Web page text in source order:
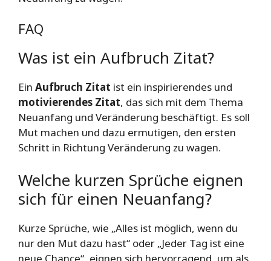
FAQ
Was ist ein Aufbruch Zitat?
Ein Aufbruch Zitat ist ein inspirierendes und
motivierendes Zitat, das sich mit dem Thema
Neuanfang und Veränderung beschäftigt. Es soll
Mut machen und dazu ermutigen, den ersten
Schritt in Richtung Veränderung zu wagen.
Welche kurzen Sprüche eignen
sich für einen Neuanfang?
Kurze Sprüche, wie „Alles ist möglich, wenn du
nur den Mut dazu hast“ oder „Jeder Tag ist eine
neue Chance“, eignen sich hervorragend, um als